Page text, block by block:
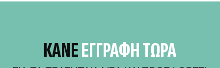
ΚΆΝΕΕΓΓΡΑΦΗ ΤΩΡΑ